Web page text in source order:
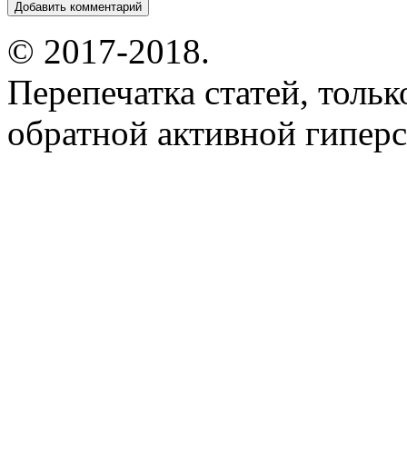
© 2017-2018.
Перепечатка статей,
обратной активной